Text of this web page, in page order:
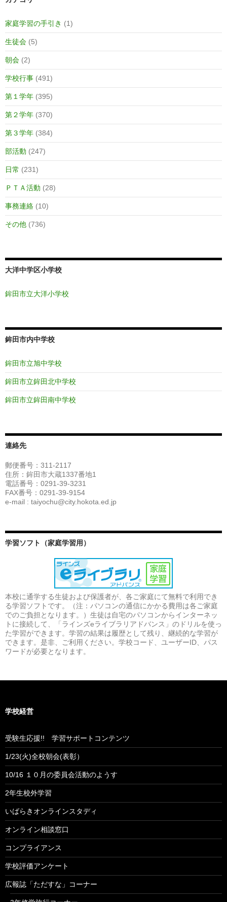
家庭学習の手引き (1)
生徒会 (5)
朝会 (2)
学校行事 (491)
第１学年 (395)
第２学年 (370)
第３学年 (384)
部活動 (247)
日常 (231)
ＰＴＡ活動 (28)
事務連絡 (10)
その他 (736)
大洋中学区小学校
鉾田市立大洋小学校
鉾田市内中学校
鉾田市立旭中学校
鉾田市立鉾田北中学校
鉾田市立鉾田南中学校
連絡先
郵便番号：311-2117
住所：鉾田市大蔵1337番地1
電話番号：0291-39-3231
FAX番号：0291-39-9154
e-mail : taiyochu@city.hokota.ed.jp
学習ソフト（家庭学習用）
本校に通学する生徒および保護者が、各ご家庭にて無料で利用でき
る学習ソフトです。（注：パソコンの通信にかかる費用は各ご家庭
でのご負担となります。）生徒は自宅のパソコンからインターネッ
トに接続して、「ラインズeライブラリアドバンス」のドリルを使っ
た学習ができます。学習の結果は履歴として残り、継続的な学習が
できます。是非、ご利用ください。学校コード、ユーザーID、パス
ワードが必要となります。
学校経営
受験生応援!! 学習サポートコンテンツ
1/23(火)全校朝会(表彰）
10/16 １０月の委員会活動のようす
2年生校外学習
いばらきオンラインスタディ
オンライン相談窓口
コンプライアンス
学校評価アンケート
広報誌「ただすな」コーナー